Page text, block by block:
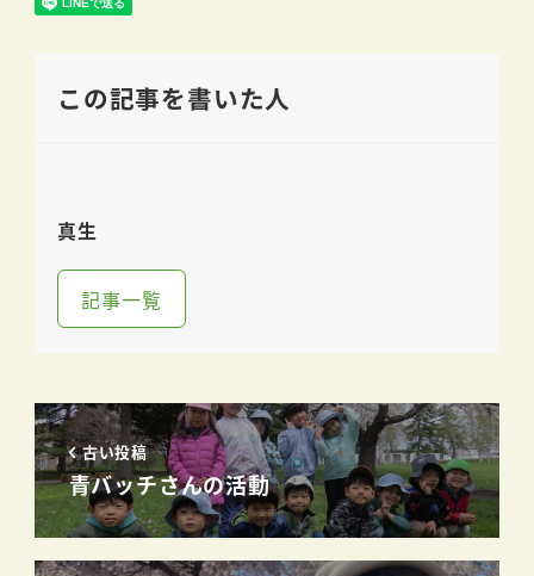
この記事を書いた人
真生
記事一覧
古い投稿
青バッチさんの活動